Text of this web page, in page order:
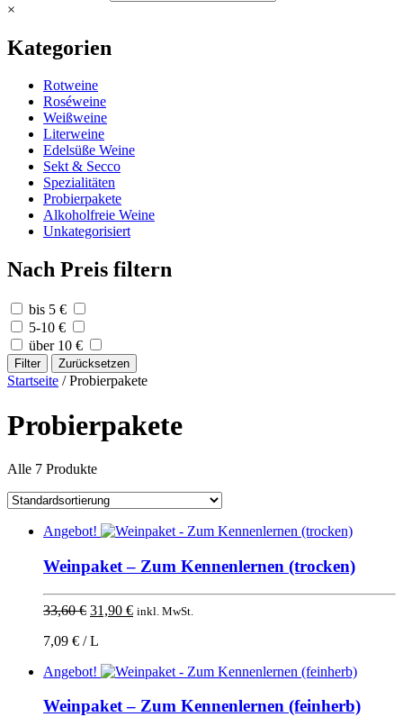
×
Kategorien
Rotweine
Roséweine
Weißweine
Literweine
Edelsüße Weine
Sekt & Secco
Spezialitäten
Probierpakete
Alkoholfreie Weine
Unkategorisiert
Nach Preis filtern
bis 5 €
5-10 €
über 10 €
Filter Zurücksetzen
Startseite / Probierpakete
Probierpakete
Alle 7 Produkte
Angebot!
Weinpaket – Zum Kennenlernen (trocken)
33,60€ Ursprünglicher
war:
31,90 €Aktueller
inkl. MwSt.
7,09 € / L
Angebot!
Weinpaket – Zum Kennenlernen (feinherb)